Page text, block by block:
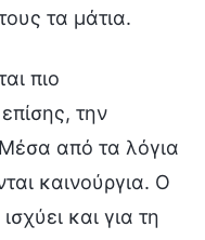
τα μάτια.
πιο
την
από τα λόγια
καινούργια. Ο
και για τη